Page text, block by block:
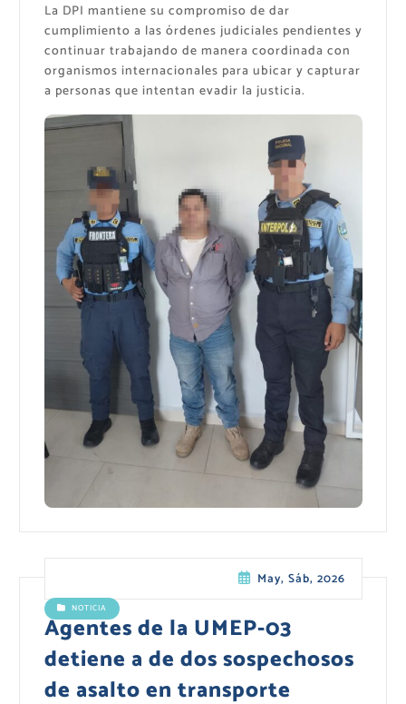
La DPI mantiene su compromiso de dar
cumplimiento a las órdenes judiciales pendientes y
continuar trabajando de manera coordinada con
organismos internacionales para ubicar y capturar
a personas que intentan evadir la justicia.
May, Sáb, 2026
NOTICIA
Agentes de la UMEP-03
detiene a de dos sospechosos
de asalto en transporte